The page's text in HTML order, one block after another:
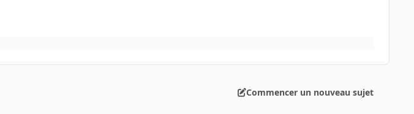
Commencer un nouveau sujet